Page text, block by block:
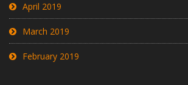
April 2019
March 2019
February 2019